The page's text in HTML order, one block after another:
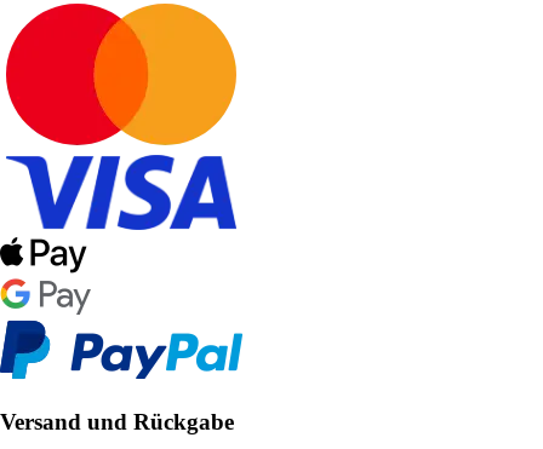
Versand und Rückgabe